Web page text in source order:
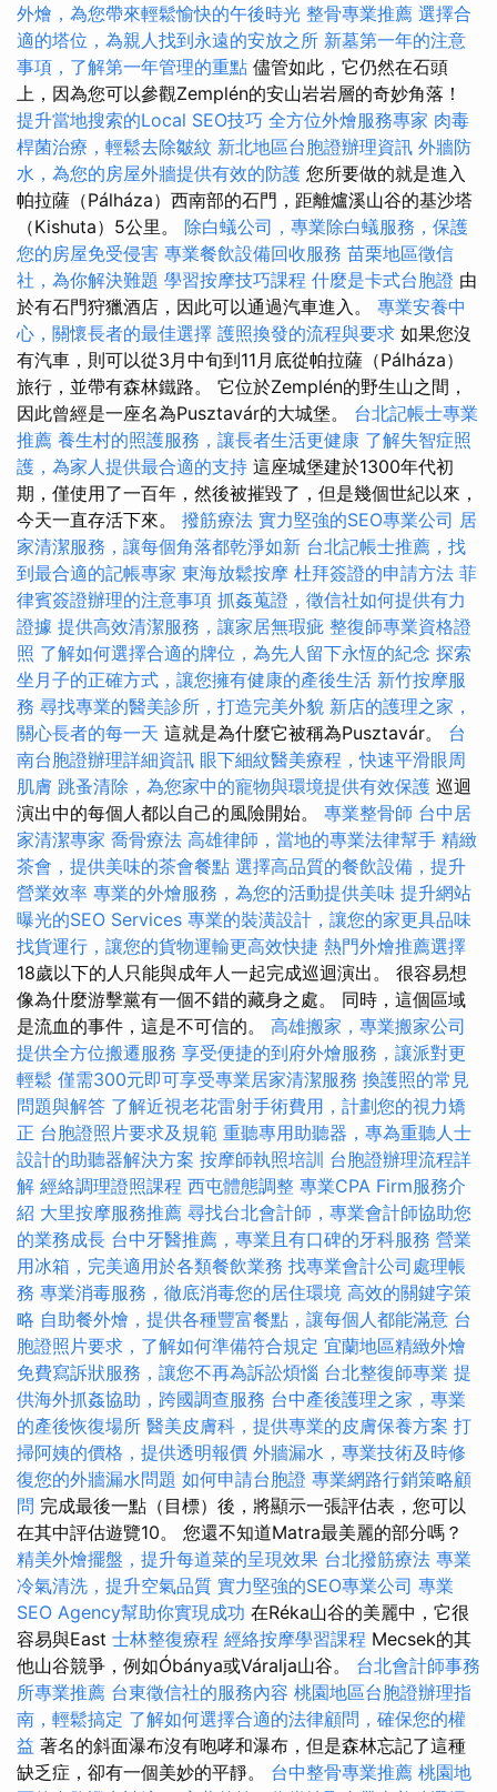
外燴，為您帶來輕鬆愉快的午後時光 整骨專業推薦 選擇合
適的塔位，為親人找到永遠的安放之所 新墓第一年的注意
事項，了解第一年管理的重點 儘管如此，它仍然在石頭
上，因為您可以參觀Zemplén的安山岩岩層的奇妙角落！
提升當地搜索的Local SEO技巧 全方位外燴服務專家 肉毒
桿菌治療，輕鬆去除皺紋 新北地區台胞證辦理資訊 外牆防
水，為您的房屋外牆提供有效的防護 您所要做的就是進入
帕拉薩（Pálháza）西南部的石門，距離爐溪山谷的基沙塔
（Kishuta）5公里。 除白蟻公司，專業除白蟻服務，保護
您的房屋免受侵害 專業餐飲設備回收服務 苗栗地區徵信
社，為你解決難題 學習按摩技巧課程 什麼是卡式台胞證 由
於有石門狩獵酒店，因此可以通過汽車進入。 專業安養中
心，關懷長者的最佳選擇 護照換發的流程與要求 如果您沒
有汽車，則可以從3月中旬到11月底從帕拉薩（Pálháza）
旅行，並帶有森林鐵路。 它位於Zemplén的野生山之間，
因此曾經是一座名為Pusztavár的大城堡。 台北記帳士專業
推薦 養生村的照護服務，讓長者生活更健康 了解失智症照
護，為家人提供最合適的支持 這座城堡建於1300年代初
期，僅使用了一百年，然後被摧毀了，但是幾個世紀以來，
今天一直存活下來。 撥筋療法 實力堅強的SEO專業公司 居
家清潔服務，讓每個角落都乾淨如新 台北記帳士推薦，找
到最合適的記帳專家 東海放鬆按摩 杜拜簽證的申請方法 菲
律賓簽證辦理的注意事項 抓姦蒐證，徵信社如何提供有力
證據 提供高效清潔服務，讓家居無瑕疵 整復師專業資格證
照 了解如何選擇合適的牌位，為先人留下永恆的紀念 探索
坐月子的正確方式，讓您擁有健康的產後生活 新竹按摩服
務 尋找專業的醫美診所，打造完美外貌 新店的護理之家，
關心長者的每一天 這就是為什麼它被稱為Pusztavár。 台
南台胞證辦理詳細資訊 眼下細紋醫美療程，快速平滑眼周
肌膚 跳蚤清除，為您家中的寵物與環境提供有效保護 巡迴
演出中的每個人都以自己的風險開始。 專業整骨師 台中居
家清潔專家 喬骨療法 高雄律師，當地的專業法律幫手 精緻
茶會，提供美味的茶會餐點 選擇高品質的餐飲設備，提升
營業效率 專業的外燴服務，為您的活動提供美味 提升網站
曝光的SEO Services 專業的裝潢設計，讓您的家更具品味
找貨運行，讓您的貨物運輸更高效快捷 熱門外燴推薦選擇
18歲以下的人只能與成年人一起完成巡迴演出。 很容易想
像為什麼游擊黨有一個不錯的藏身之處。 同時，這個區域
是流血的事件，這是不可信的。 高雄搬家，專業搬家公司
提供全方位搬遷服務 享受便捷的到府外燴服務，讓派對更
輕鬆 僅需300元即可享受專業居家清潔服務 換護照的常見
問題與解答 了解近視老花雷射手術費用，計劃您的視力矯
正 台胞證照片要求及規範 重聽專用助聽器，專為重聽人士
設計的助聽器解決方案 按摩師執照培訓 台胞證辦理流程詳
解 經絡調理證照課程 西屯體態調整 專業CPA Firm服務介
紹 大里按摩服務推薦 尋找台北會計師，專業會計師協助您
的業務成長 台中牙醫推薦，專業且有口碑的牙科服務 營業
用冰箱，完美適用於各類餐飲業務 找專業會計公司處理帳
務 專業消毒服務，徹底消毒您的居住環境 高效的關鍵字策
略 自助餐外燴，提供各種豐富餐點，讓每個人都能滿意 台
胞證照片要求，了解如何準備符合規定 宜蘭地區精緻外燴
免費寫訴狀服務，讓您不再為訴訟煩惱 台北整復師專業 提
供海外抓姦協助，跨國調查服務 台中產後護理之家，專業
的產後恢復場所 醫美皮膚科，提供專業的皮膚保養方案 打
掃阿姨的價格，提供透明報價 外牆漏水，專業技術及時修
復您的外牆漏水問題 如何申請台胞證 專業網路行銷策略顧
問 完成最後一點（目標）後，將顯示一張評估表，您可以
在其中評估遊覽10。 您還不知道Matra最美麗的部分嗎？
精美外燴擺盤，提升每道菜的呈現效果 台北撥筋療法 專業
冷氣清洗，提升空氣品質 實力堅強的SEO專業公司 專業
SEO Agency幫助你實現成功 在Réka山谷的美麗中，它很
容易與East 士林整復療程 經絡按摩學習課程 Mecsek的其
他山谷競爭，例如Óbánya或Váralja山谷。 台北會計師事務
所專業推薦 台東徵信社的服務內容 桃園地區台胞證辦理指
南，輕鬆搞定 了解如何選擇合適的法律顧問，確保您的權
益 著名的斜面瀑布沒有咆哮和瀑布，但是森林忘記了這種
缺乏症，卻有一個美妙的平靜。 台中整骨專業推薦 桃園地